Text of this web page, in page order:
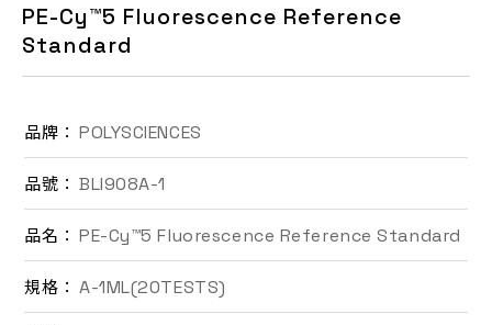
PE-Cy™5 Fluorescence Reference
Standard
品牌： POLYSCIENCES
品號： BLI908A-1
品名： PE-Cy™5 Fluorescence Reference Standard
規格： A-1ML(20TESTS)
檔案下載
EN